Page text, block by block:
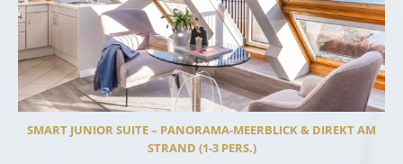
SMART JUNIOR SUITE – PANORAMA-MEERBLICK & DIREKT AM
STRAND (1-3 PERS.)